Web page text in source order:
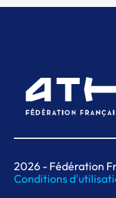
2026 - Fédération
Conditions